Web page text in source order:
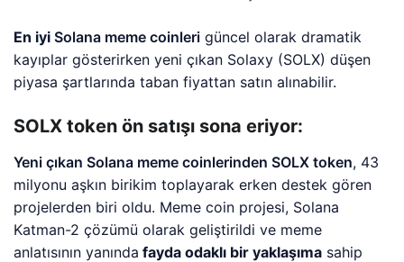
En iyiSolana meme coinleri güncel olarak dramatik
kayıplar gösterirken yeni çıkan Solaxy (SOLX) düşen
piyasa şartlarında taban fiyattan satın alınabilir.
SOLX token ön satışı sona eriyor:
Yeni çıkan Solana meme coinlerinden SOLX token, 43
milyonu aşkın birikim toplayarak erken destek gören
projelerden biri oldu. Meme coin projesi, Solana
Katman-2 çözümü olarak geliştirildi ve meme
anlatısının yanında fayda odaklı bir yaklaşıma sahip